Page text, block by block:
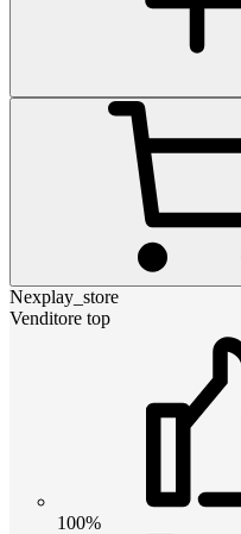
Nexplay_store
Venditore top
100%